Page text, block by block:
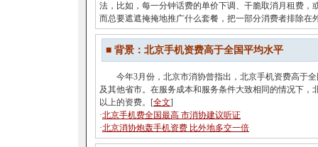
法，比如，每一分钟话费的单价下调、干脆取消月租费，
而总要遮遮掩掩地推广什么套餐，把一部分消费者排除在
■ 背景： 北京手机资费高于全国平均水平
今年3月份，北京市消协曾指出，北京手机资费高于全
及其他省市。在服务成本和服务条件大致相同的情况下，
以上的资费。[全文]
·北京手机费全国最高 市消协建议听证
·北京消协炮轰手机资费 比外地多交一倍